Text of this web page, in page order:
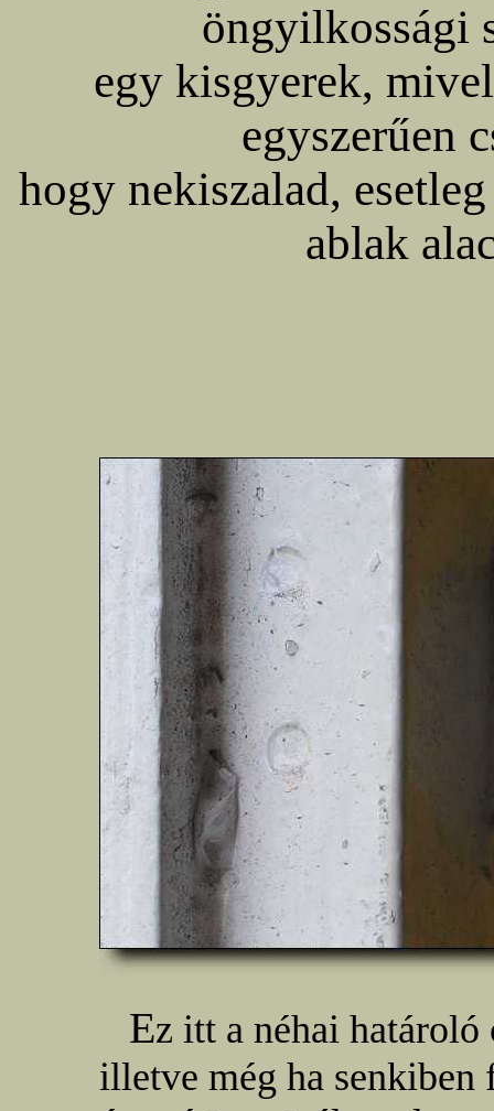
öngyilkossági
egy kisgyerek,
egyszerűen
hogy nekiszalad,
ablak
Ez itt a néhai
illetve még ha senkiben